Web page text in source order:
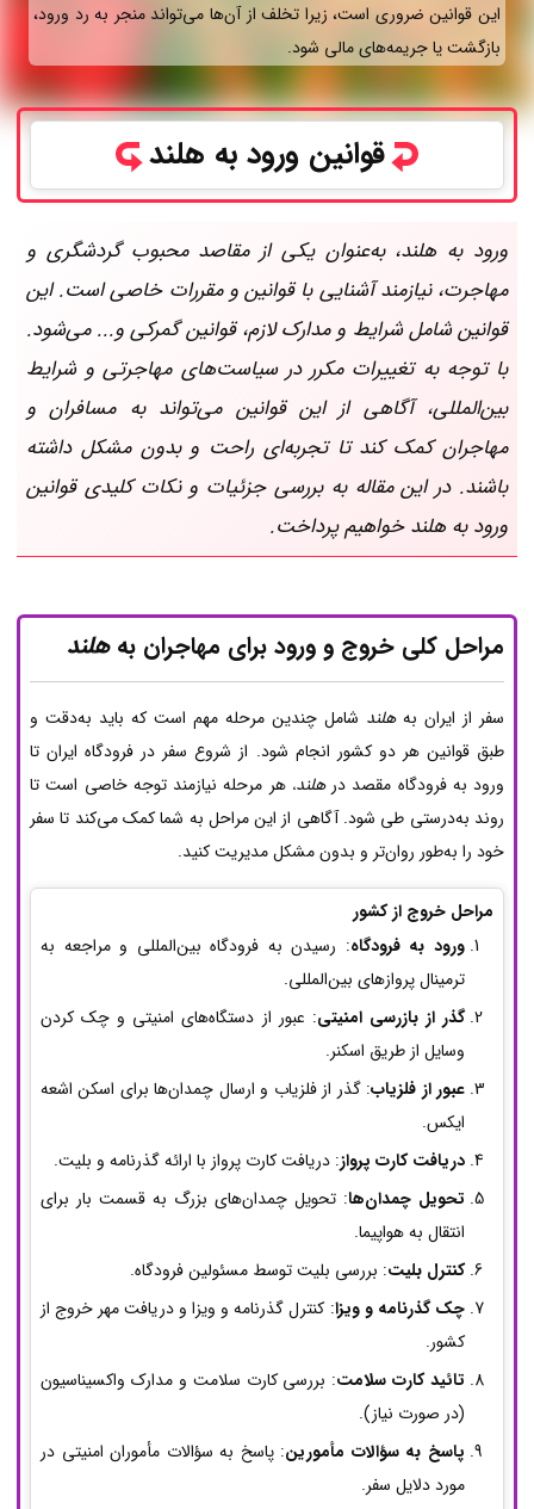
این قوانین ضروری است، زیرا تخلف از آن‌ها می‌تواند منجر به رد ورود،
بازگشت یا جریمه‌های مالی شود.
قوانین ورود به هلند
ورود به هلند، به‌عنوان یکی از مقاصد محبوب گردشگری و
مهاجرت، نیازمند آشنایی با قوانین و مقررات خاصی است. این
قوانین شامل شرایط و مدارک لازم، قوانین گمرکی و... می‌شود.
با توجه به تغییرات مکرر در سیاست‌های مهاجرتی و شرایط
بین‌المللی، آگاهی از این قوانین می‌تواند به مسافران و
مهاجران کمک کند تا تجربه‌ای راحت و بدون مشکل داشته
باشند. در این مقاله به بررسی جزئیات و نکات کلیدی قوانین
ورود به هلند خواهیم پرداخت.
مراحل کلی خروج و ورود برای مهاجران بههلند
سفر از ایران بههلند شامل چندین مرحله مهم است که باید به‌دقت و
طبق قوانین هر دو کشور انجام شود. از شروع سفر در فرودگاه ایران تا
ورود به فرودگاه مقصد درهلند، هر مرحله نیازمند توجه خاصی است تا
روند به‌درستی طی شود. آگاهی از این مراحل به شما کمک می‌کند تا سفر
خود را به‌طور روان‌تر و بدون مشکل مدیریت کنید.
مراحل خروج از کشور
ورود به فرودگاه: رسیدن به فرودگاه بین‌المللی و مراجعه به
ترمینال پروازهای بین‌المللی.
گذر از بازرسی امنیتی: عبور از دستگاه‌های امنیتی و چک کردن
وسایل از طریق اسکنر.
عبور از فلزیاب: گذر از فلزیاب و ارسال چمدان‌ها برای اسکن اشعه
ایکس.
دریافت کارت پرواز: دریافت کارت پرواز با ارائه گذرنامه و بلیت.
تحویل چمدان‌ها: تحویل چمدان‌های بزرگ به قسمت بار برای
انتقال به هواپیما.
کنترل بلیت: بررسی بلیت توسط مسئولین فرودگاه.
چک گذرنامه و ویزا: کنترل گذرنامه و ویزا و دریافت مهر خروج از
کشور.
تائید کارت سلامت: بررسی کارت سلامت و مدارک واکسیناسیون
(در صورت نیاز).
پاسخ به سؤالات مأمورین: پاسخ به سؤالات مأموران امنیتی در
مورد دلایل سفر.